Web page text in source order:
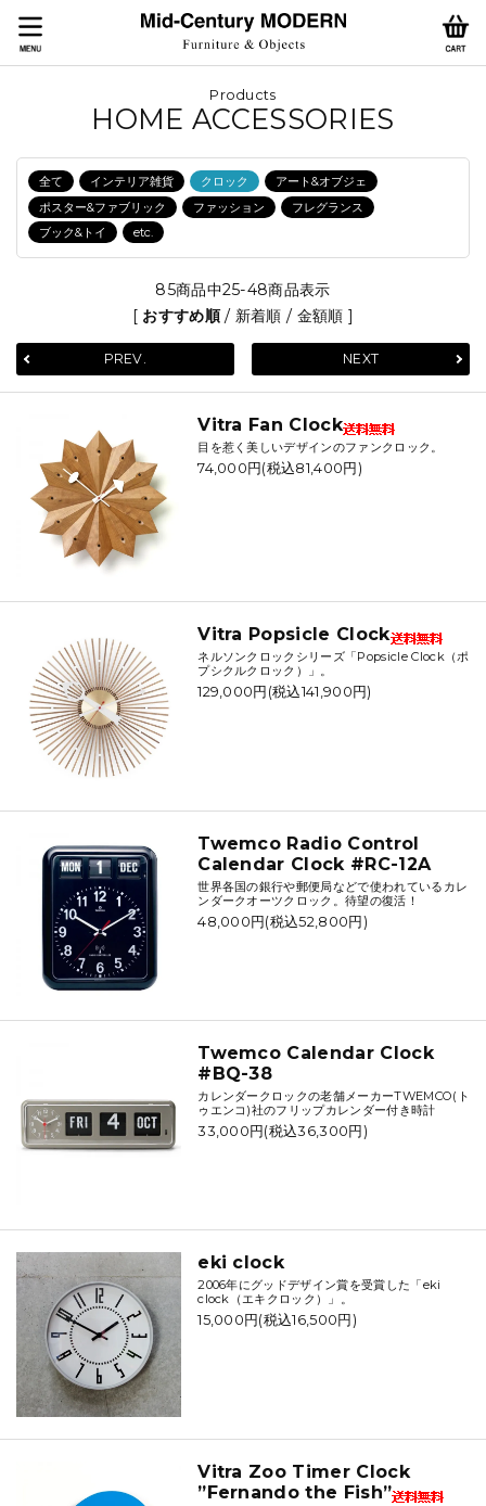
Products
HOME ACCESSORIES
全て インテリア雑貨 クロック
アート&オブジェ
ポスター&ファブリック
ファッション
フレグランス
ブック&トイ
etc.
85商品中25-48商品表示
[ おすすめ順/ 新着順 / 金額順 ]
PREV. NEXT
Vitra Fan Clock
目を惹く美しいデザインのファンクロック。
74,000円(税込81,400円)
Vitra Popsicle Clock
ネルソンクロックシリーズ「Popsicle Clock（ポ
プシクルクロック）」。
129,000円(税込141,900円)
Twemco Radio Control
Calendar Clock #RC-12A
世界各国の銀行や郵便局などで使われているカレ
ンダークオーツクロック。待望の復活！
48,000円(税込52,800円)
Twemco Calendar Clock
#BQ-38
カレンダークロックの老舗メーカーTWEMCO(ト
ゥエンコ)社のフリップカレンダー付き時計
33,000円(税込36,300円)
eki clock
2006年にグッドデザイン賞を受賞した「eki
clock（エキクロック）」。
15,000円(税込16,500円)
Vitra Zoo Timer Clock
”Fernando the Fish”